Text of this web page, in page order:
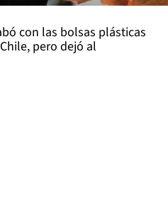
con las bolsas plásticas
pero dejó al